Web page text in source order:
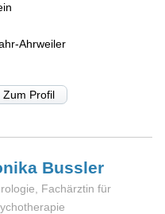
Ahrweiler
Zum Profil
Bussler
Fachärztin für